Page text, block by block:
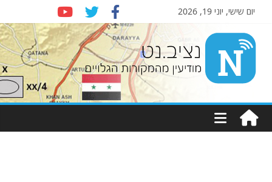
יום שישי, יוני 19, 2026
Nziv.net
מודיעין
מהמקורות